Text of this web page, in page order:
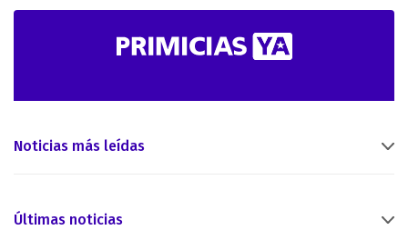
Noticias más leídas
Últimas noticias